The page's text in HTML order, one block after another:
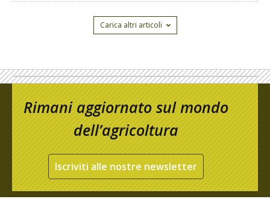
Carica altri articoli
Rimani aggiornato sul mondo
dell’agricoltura
Iscriviti alle nostre newsletter